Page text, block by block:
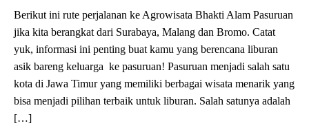
Berikut ini rute perjalanan ke Agrowisata Bhakti Alam Pasuruan
jika kita berangkat dari Surabaya, Malang dan Bromo. Catat
yuk, informasi ini penting buat kamu yang berencana liburan
asik bareng keluarga ke pasuruan! Pasuruan menjadi salah satu
kota di Jawa Timur yang memiliki berbagai wisata menarik yang
bisa menjadi pilihan terbaik untuk liburan. Salah satunya adalah
[…]